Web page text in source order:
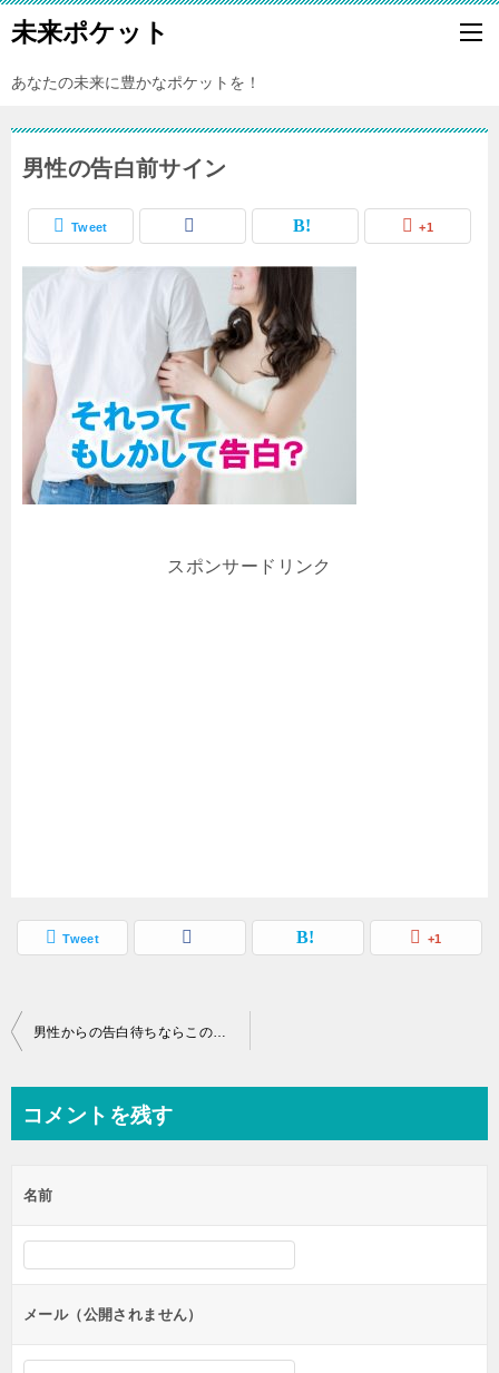
未来ポケット
あなたの未来に豊かなポケットを！
男性の告白前サイン
Tweet +1
スポンサードリンク
Tweet +1
投
ビ
ー
シ
ン
男性からの告白待ちならこのサインを見逃さずに上手な返事を
コメントを残す
名前
メール（公開されません）